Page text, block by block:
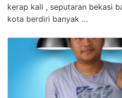
kerap kali , seputaran bekasi
kota berdiri banyak …